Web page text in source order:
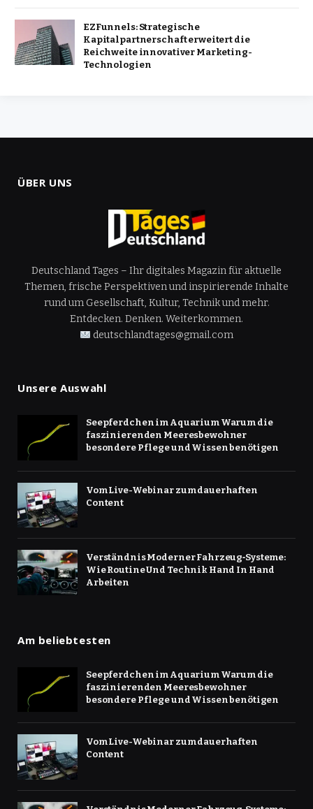
EZFunnels: Strategische
Kapitalpartnerschaft erweitert die
Reichweite innovativer Marketing-
Technologien
ÜBER UNS
Deutschland Tages – Ihr digitales Magazin für aktuelle
Themen, frische Perspektiven und inspirierende Inhalte
rund um Gesellschaft, Kultur, Technik und mehr.
Entdecken. Denken. Weiterkommen.
deutschlandtages@gmail.com
Unsere Auswahl
Seepferdchen im Aquarium Warum die
faszinierenden Meeresbewohner
besondere Pflege und Wissen benötigen
Vom Live-Webinar zum dauerhaften
Content
Verständnis Moderner Fahrzeug‑Systeme:
Wie Routine Und Technik Hand In Hand
Arbeiten
Am beliebtesten
Seepferdchen im Aquarium Warum die
faszinierenden Meeresbewohner
besondere Pflege und Wissen benötigen
Vom Live-Webinar zum dauerhaften
Content